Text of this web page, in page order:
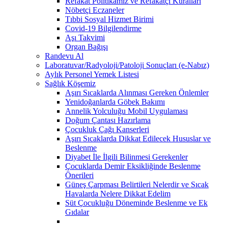
Nöbetçi Eczaneler
Tıbbi Sosyal Hizmet Birimi
Covid-19 Bilgilendirme
Aşı Takvimi
Organ Bağışı
Randevu Al
Laboratuvar/Radyoloji/Patoloji Sonuçları (e-Nabız)
Aylık Personel Yemek Listesi
Sağlık Köşemiz
Aşırı Sıcaklarda Alınması Gereken Önlemler
Yenidoğanlarda Göbek Bakımı
Annelik Yolculuğu Mobil Uygulaması
Doğum Çantası Hazırlama
Çocukluk Çağı Kanserleri
Aşırı Sıcaklarda Dikkat Edilecek Hususlar ve
Beslenme
Diyabet İle İlgili Bilinmesi Gerekenler
Çocuklarda Demir Eksikliğinde Beslenme
Önerileri
Güneş Çarpması Belirtileri Nelerdir ve Sıcak
Havalarda Nelere Dikkat Edelim
Süt Çocukluğu Döneminde Beslenme ve Ek
Gıdalar